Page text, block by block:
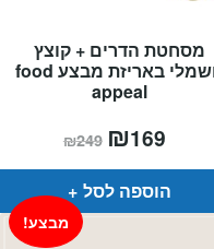
מסחטת הדרים + קוצץ
חשמלי באריזת מבצע food
appeal
₪249 המחיר
המקורי
היה:
₪249.
₪169
הוא:
הוספה לסל
מבצע!